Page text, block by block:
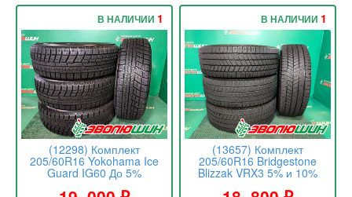
(12298) Комплект
205/60R16 Yokohama Ice
Guard IG60 До 5%
В НАЛИЧИИ 1
(13657) Комплект
205/60R16 Bridgestone
Blizzak VRX3 5% и 10%
В НАЛИЧИИ 1